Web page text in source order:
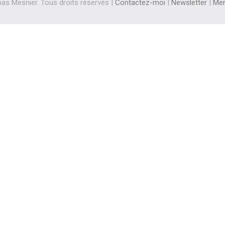
Mesnier. Tous droits réservés |Contactez-moi |Newsletter |